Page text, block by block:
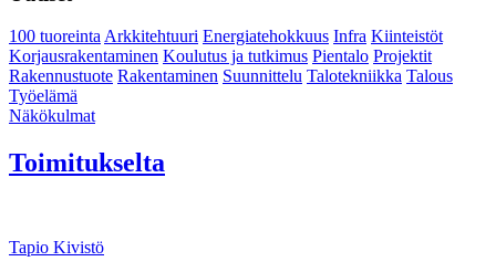
100 tuoreintaArkkitehtuuri Energiatehokkuus Infra Kiinteistöt
Korjausrakentaminen Koulutus ja tutkimus Pientalo Projektit
Rakennustuote Rakentaminen Suunnittelu Talotekniikka Talous
Työelämä
Näkökulmat
Toimitukselta
Tapio Kivistö